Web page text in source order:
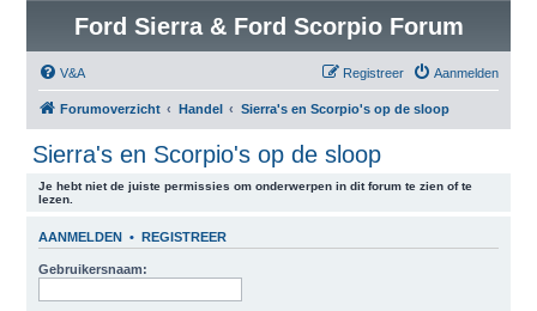
Ford Sierra & Ford Scorpio Forum
V&A Aanmelden
Registreer
Forumoverzicht Handel Sierra's en Scorpio's op de sloop
Sierra's en Scorpio's op de sloop
Je hebt niet de juiste permissies om onderwerpen in dit forum te zien of te
lezen.
AANMELDEN • REGISTREER
Gebruikersnaam: